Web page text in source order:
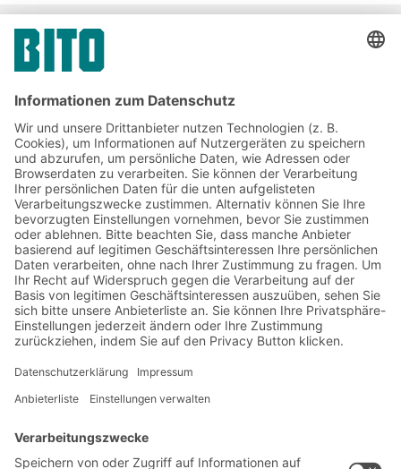
Unternehmenskommunikation
& Presse
Jetzt beim BITO Newsletter
anmelden:
Lager- & Logistiknews
Exklusive Rabatte
Neuheiten
Newsletter abonnieren
Lösungen